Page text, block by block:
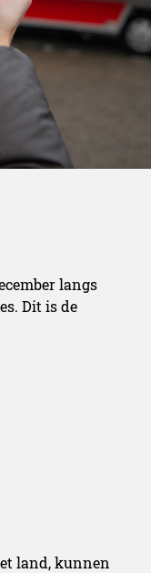
langs
Dit is de
land, kunnen